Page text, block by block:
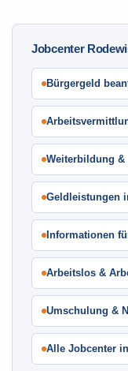
Jobcenter
Bürgergeld
Weiterbildung &
Geldleistungen
Informationen
Arbeitslos &
Umschulung &
Alle Jobcenter